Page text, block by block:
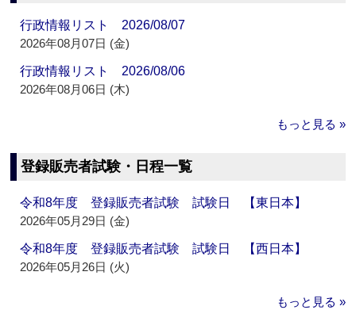
行政情報リスト 2026/08/07
2026年08月07日 (金)
行政情報リスト 2026/08/06
2026年08月06日 (木)
もっと見る »
登録販売者試験・日程一覧
令和8年度 登録販売者試験 試験日 【東日本】
2026年05月29日 (金)
令和8年度 登録販売者試験 試験日 【西日本】
2026年05月26日 (火)
もっと見る »